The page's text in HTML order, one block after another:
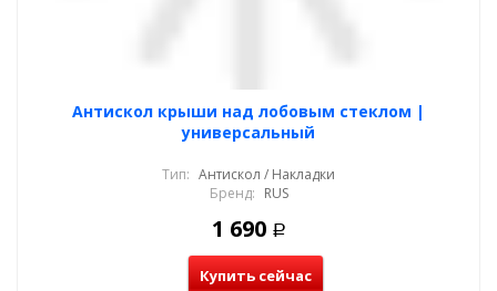
Антискол крыши над лобовым стеклом |
универсальный
Тип: Антискол / Накладки
Бренд: RUS
1 690 Р
Купить сейчас